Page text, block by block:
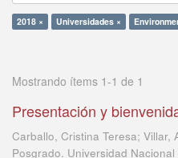
2018 × Universidades ×
Mostrando ítems 1-1 de 1
Presentación y
Carballo, Cristina Teresa; Villar,
Posgrado. Universidad Nacional